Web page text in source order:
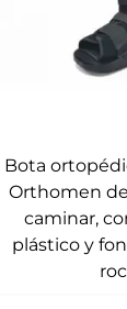
Bota
Orthomen
caminar,
plástico y